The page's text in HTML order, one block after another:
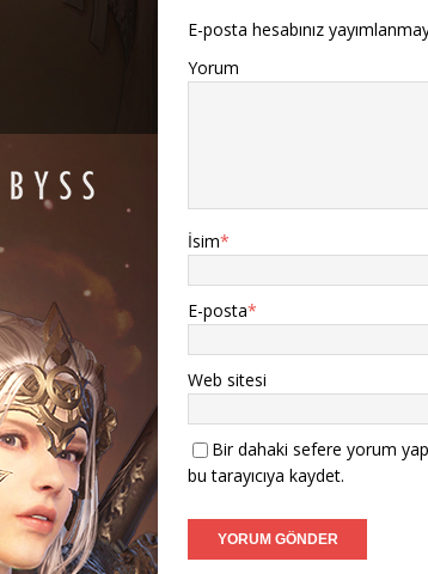
E-posta hesabınız
Yorum
İsim*
E-posta*
Web sitesi
Bir dahaki sefere yorum
bu tarayıcıya kaydet.